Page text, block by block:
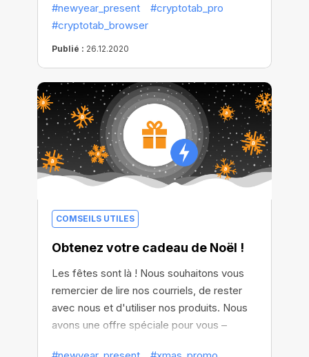
et vous offrir le meilleur cadeau pour
améliorer votre minage : CryptoTab PRO à
- 50 % ! Il est temps de commencer le
minage dans la bonne humeur et de fêter la
nouvelle année avec plus de revenus !
#newyear_present
#cryptotab_pro
#cryptotab_browser
Publié : 26.12.2020
COMSEILS UTILES
Obtenez votre cadeau de Noël !
Les fêtes sont là ! Nous souhaitons vous
remercier de lire nos courriels, de rester
avec nous et d'utiliser nos produits. Nous
avons une offre spéciale pour vous –